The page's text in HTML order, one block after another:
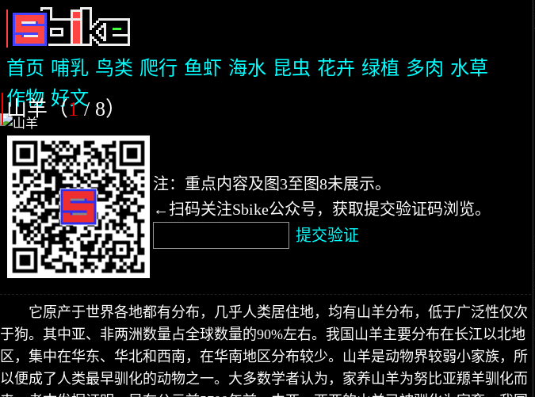
首页 哺乳 鸟类 爬行 鱼虾 海水 昆虫 花卉 绿植 多肉 水草
作物 好文
山羊（1/ 8）
注：重点内容及图3至图8未展示。
←扫码关注Sbike公众号，获取提交验证码浏览。
提交验证
它原产于世界各地都有分布，几乎人类居住地，均有山羊分布，低于广泛性仅次
于狗。其中亚、非两洲数量占全球数量的90%左右。我国山羊主要分布在长江以北地
区，集中在华东、华北和西南，在华南地区分布较少。山羊是动物界较弱小家族，所
以便成了人类最早驯化的动物之一。大多数学者认为，家养山羊为努比亚羱羊驯化而